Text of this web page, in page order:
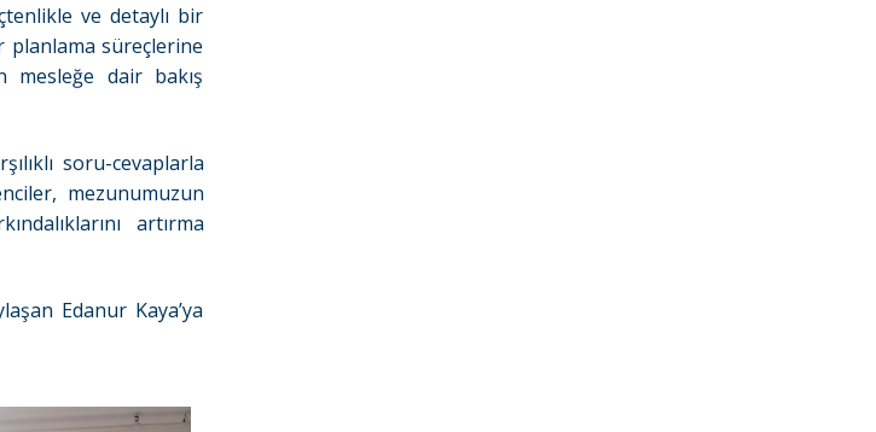
ve detaylı bir
planlama süreçlerine
mesleğe dair bakış
soru-cevaplarla
mezunumuzun
artırma
Edanur Kaya’ya